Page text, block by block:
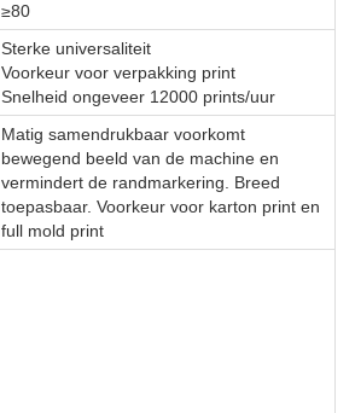
≥80
Sterke universaliteit
Voorkeur voor verpakking print
Snelheid ongeveer 12000 prints/uur
Matig samendrukbaar voorkomt
bewegend beeld van de machine en
vermindert de randmarkering. Breed
toepasbaar. Voorkeur voor karton print en
full mold print